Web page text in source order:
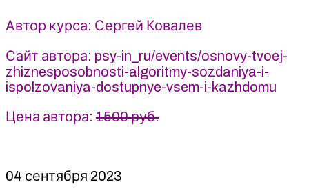
Сергей
Ковалев
(2023)
-
ИИП
​Автор курса: Сергей Ковалев
Сайт автора: psy-in_ru/events/osnovy-tvoej-
zhiznesposobnosti-algoritmy-sozdaniya-i-
ispolzovaniya-dostupnye-vsem-i-kazhdomu
Цена автора: 1500 руб.
04 сентября 2023